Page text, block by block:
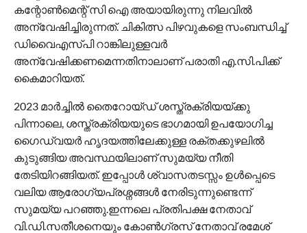
കന്റോൺമെന്റ് സി ഐ അയായിരുന്നു നിലവിൽ
അന്വേഷിച്ചിരുന്നത്. ചികിത്സ പിഴവുകളെ സംബന്ധിച്ച്
ഡിവൈഎസ്പി റാങ്കിലുള്ളവർ
അന്വേഷിക്കണമെന്നതിനാലാണ് പരാതി എ.സി.പിക്ക്
കൈമാറിയത്.
2023 മാർച്ചിൽ തൈറോയ്ഡ് ശസ്ത്രക്രിയയ്ക്കു
പിന്നാലെ, ശസ്ത്രക്രിയയുടെ ഭാഗമായി ഉപയോഗിച്ച
ഗൈഡ്‌വയർ ഹൃദയത്തിലേക്കുള്ള രക്തക്കുഴലിൽ
കുടുങ്ങിയ അവസ്ഥയിലാണ് സുമയ്യ നീതി
തേടിയിറങ്ങിയത്. ഇപ്പോൾ ശ്വാസതടസ്സം ഉൾപ്പെടെ
വലിയ ആരോഗ്യപ്രശ്നങ്ങൾ നേരിടുന്നുണ്ടെന്ന്
സുമയ്യ പറഞ്ഞു.ഇന്നലെ പ്രതിപക്ഷ നേതാവ്
വി.ഡി.സതീശനെയും കോൺഗ്രസ് നേതാവ് രമേശ്